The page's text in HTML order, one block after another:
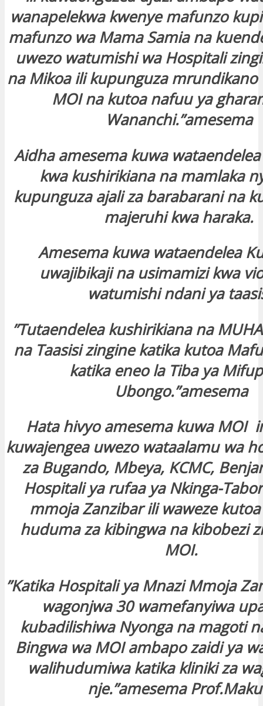
wanapelekwa kwenye mafunzo
mafunzo wa Mama Samia na
uwezo watumishi wa Hospitali
na Mikoa ili kupunguza mrundikano
MOI na kutoa nafuu ya
Wananchi.”amesema
Aidha amesema kuwa
kwa kushirikiana na mamlaka
kupunguza ajali za barabarani na
majeruhi kwa haraka.
Amesema kuwa wataendelea
uwajibikaji na usimamizi kwa
watumishi ndani ya
”Tutaendelea kushirikiana na
na Taasisi zingine katika kutoa
katika eneo la Tiba ya
Ubongo.”amesema
Hata hivyo amesema kuwa MOI
kuwajengea uwezo wataalamu wa
za Bugando, Mbeya, KCMC,
Hospitali ya rufaa ya Nkinga-
mmoja Zanzibar ili waweze
huduma za kibingwa na kibobezi
MOI.
”Katika Hospitali ya Mnazi Mmoja
wagonjwa 30 wamefanyiwa
kubadilishiwa Nyonga na magoti
Bingwa wa MOI ambapo zaidi ya
walihudumiwa katika kliniki za
nje.”amesema